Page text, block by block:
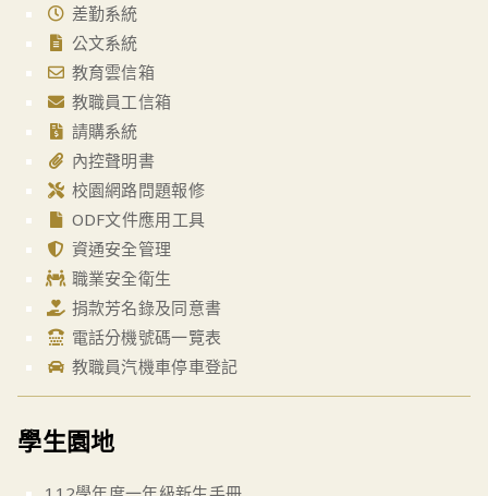
差勤系統
公文系統
教育雲信箱
教職員工信箱
請購系統
內控聲明書
校園網路問題報修
ODF文件應用工具
資通安全管理
職業安全衛生
捐款芳名錄及同意書
電話分機號碼一覽表
教職員汽機車停車登記
學生園地